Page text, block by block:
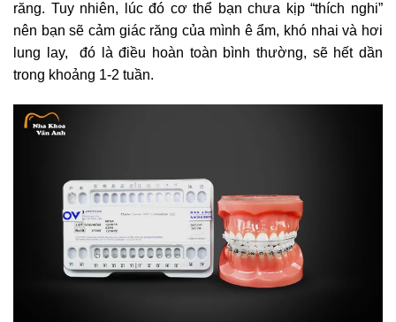
răng. Tuy nhiên, lúc đó cơ thể bạn chưa kịp “thích nghi”
nên bạn sẽ cảm giác răng của mình ê ẩm, khó nhai và hơi
lung lay, đó là điều hoàn toàn bình thường, sẽ hết dần
trong khoảng 1-2 tuần.